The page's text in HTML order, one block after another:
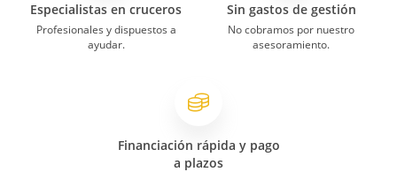
Especialistas en cruceros
Profesionales y dispuestos a
ayudar.
Sin gastos de gestión
No cobramos por nuestro
asesoramiento.
Financiación rápida y pago
a plazos